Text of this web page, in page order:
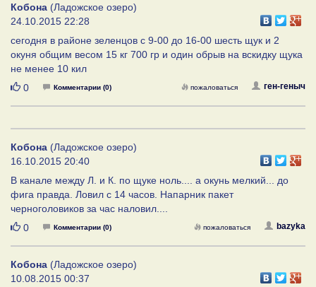
Кобона (Ладожское озеро)
24.10.2015 22:28
сегодня в районе зеленцов с 9-00 до 16-00 шесть щук и 2
окуня общим весом 15 кг 700 гр и один обрыв на вскидку щука
не менее 10 кил
Нравится
0 Комментарии (0) ген-геныч
пожаловаться
Кобона (Ладожское озеро)
16.10.2015 20:40
В канале между Л. и К. по щуке ноль.... а окунь мелкий... до
фига правда. Ловил с 14 часов. Напарник пакет
черноголовиков за час наловил....
Нравится
0 Комментарии (0) bazyka
пожаловаться
Кобона (Ладожское озеро)
10.08.2015 00:37